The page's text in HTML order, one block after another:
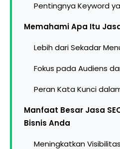
Pentingnya Keyword
Memahami Apa Itu
Lebih dari Sekadar
Fokus pada Audiens
Peran Kata Kunci
Manfaat Besar Jasa
Bisnis Anda
Meningkatkan